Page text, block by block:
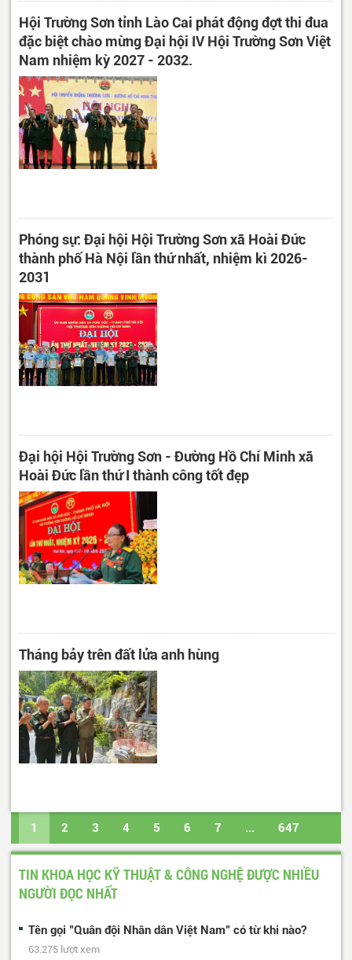
Hội Trường Sơn tỉnh Lào Cai phát động đợt thi đua
đặc biệt chào mừng Đại hội IV Hội Trường Sơn Việt
Nam nhiệm kỳ 2027 - 2032.
Phóng sự: Đại hội Hội Trường Sơn xã Hoài Đức
thành phố Hà Nội lần thứ nhất, nhiệm kì 2026-
2031
Đại hội Hội Trường Sơn - Đường Hồ Chí Minh xã
Hoài Đức lần thứ I thành công tốt đẹp
Tháng bảy trên đất lửa anh hùng
1 2 3 4 5 6 7 ... 647
648 Trang cuối
TIN KHOA HỌC KỸ THUẬT & CÔNG NGHỆ ĐƯỢC NHIỀU
NGƯỜI ĐỌC NHẤT
Tên gọi "Quân đội Nhân dân Việt Nam" có từ khi nào?
63.275 lượt xem